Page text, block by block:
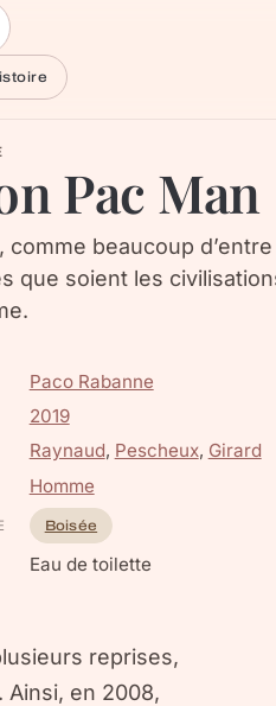
Pac Man
comme beaucoup
que soient les
Paco Rabanne
2019
Raynaud, Pescheux, Girard
Homme
Boisée
Eau de toilette
reprises,
en 2008,